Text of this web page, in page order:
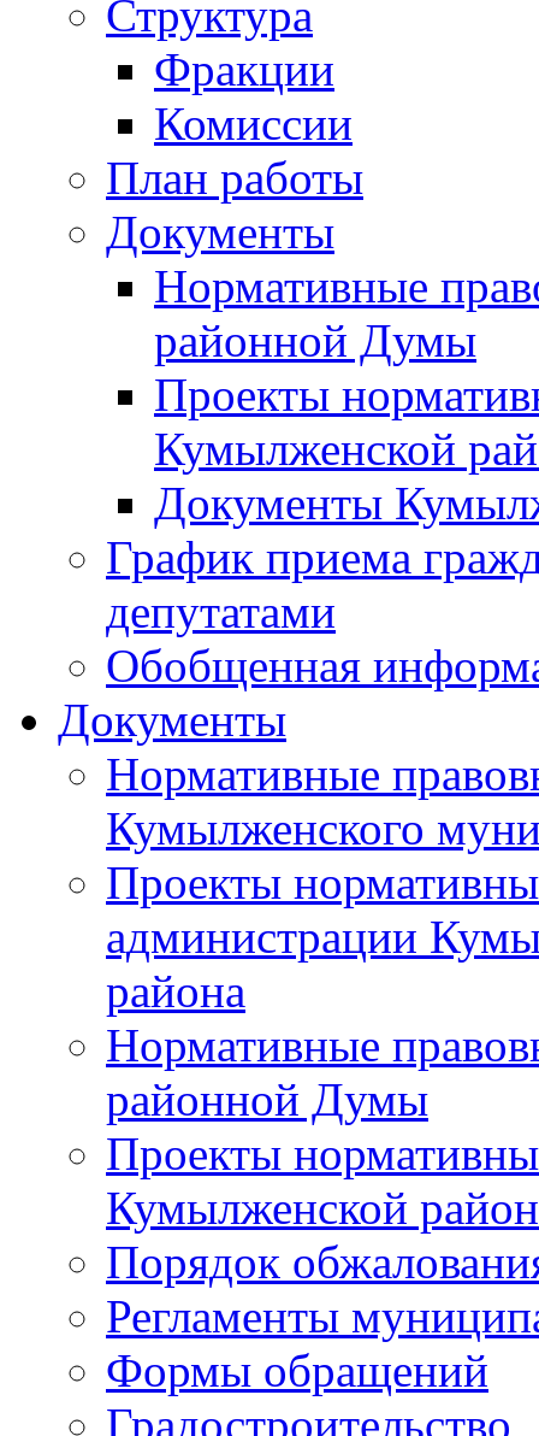
Структура
Фракции
Комиссии
План работы
Документы
Нормативные
районной Думы
Проекты
Кумылженской
Документы
График приема
депутатами
Обобщенная
Документы
Нормативные
Кумылженского
Проекты
администрации
района
Нормативные
районной Думы
Проекты
Кумылженской
Порядок
Регламенты
Формы обращений
Градостроительство